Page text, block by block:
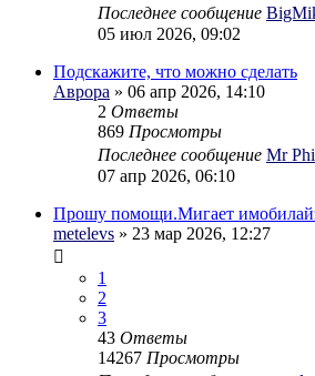
Последнее сообщение
05 июл 2026, 09:02
Подскажите, что можно сделать
Аврора » 06 апр 2026, 14:10
2 Ответы
869 Просмотры
Последнее сообщение Mr
07 апр 2026, 06:10
Прошу помощи.Мигает
metelevs » 23 мар 2026, 12:27
1
2
3
43 Ответы
14267 Просмотры